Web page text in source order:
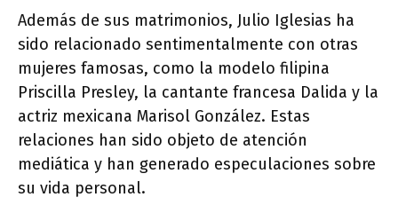
Además de sus matrimonios, Julio Iglesias ha
sido relacionado sentimentalmente con otras
mujeres famosas, como la modelo filipina
Priscilla Presley, la cantante francesa Dalida y la
actriz mexicana Marisol González. Estas
relaciones han sido objeto de atención
mediática y han generado especulaciones sobre
su vida personal.